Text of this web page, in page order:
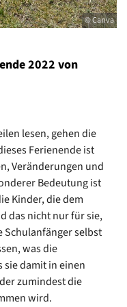
© Canva
2022 von
lesen, gehen die
Ferienende ist
Veränderungen und
Bedeutung ist
Kinder, die dem
das nicht nur für sie,
Schulanfänger selbst
was die
sie damit in einen
zumindest die
wird.